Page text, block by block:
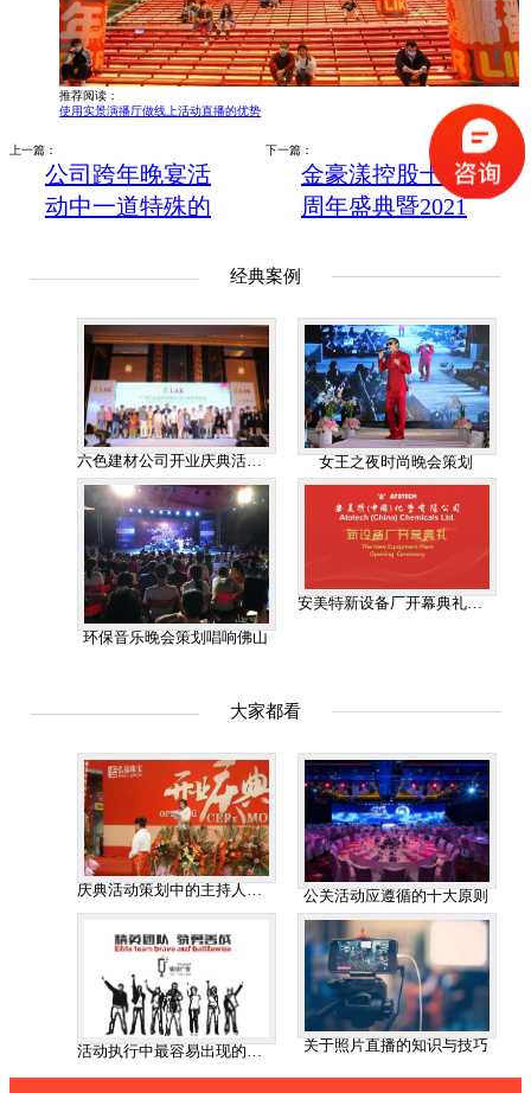
推荐阅读：
使用实景演播厅做线上活动直播的优势
上一篇：
公司跨年晚宴活
动中一道特殊的
下一篇：
金豪漾控股十五
周年盛典暨2021
经营高峰论坛在
经典案例
女王之夜时尚晚会策划
环保音乐晚会策划唱响佛山
大家都看
庆典活动策划中的主持人挑选 公关活动应遵循的十大原则
活动执行中最容易出现的问题 关于照片直播的知识与技巧